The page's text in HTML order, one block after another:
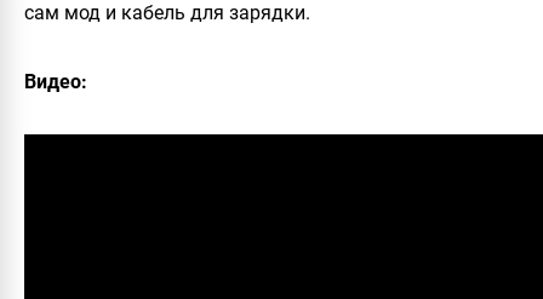
сам мод и кабель для зарядки.
Видео: